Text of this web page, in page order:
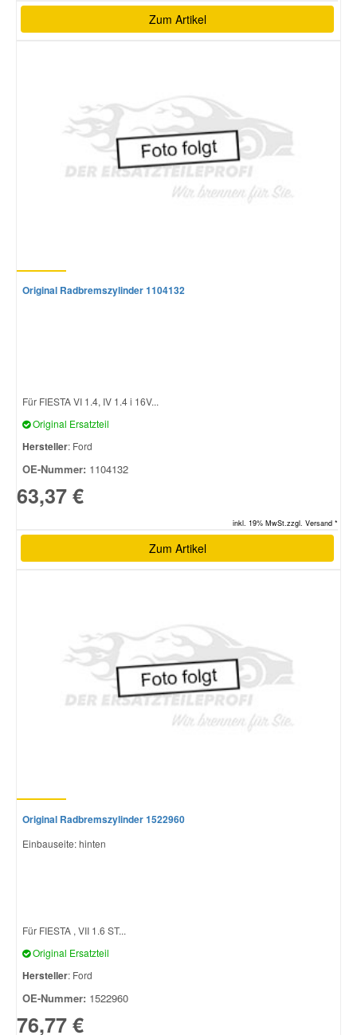
Zum Artikel
Original Radbremszylinder 1104132
Für FIESTA VI 1.4, IV 1.4 i 16V...
Original Ersatzteil
Hersteller: Ford
OE-Nummer: 1104132
63,37 €
inkl. 19% MwSt.zzgl. Versand *
Zum Artikel
Original Radbremszylinder 1522960
Einbauseite: hinten
Für FIESTA , VII 1.6 ST...
Original Ersatzteil
Hersteller: Ford
OE-Nummer: 1522960
76,77 €